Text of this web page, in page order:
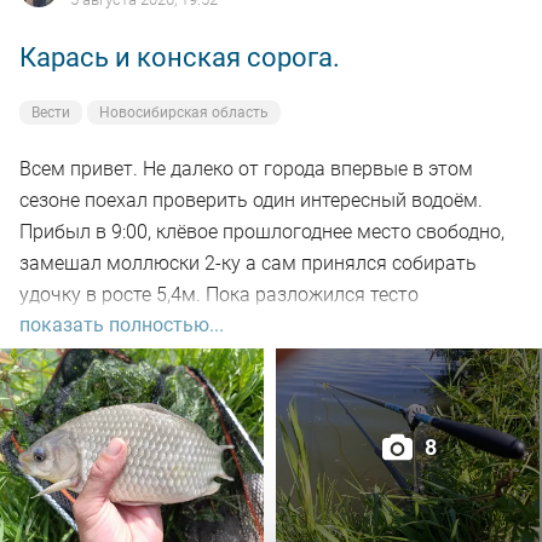
Карась и конская сорога.
Вести Новосибирская область
Всем привет. Не далеко от города впервые в этом
сезоне поехал проверить один интересный водоём.
Прибыл в 9:00, клёвое прошлогоднее место свободно,
замешал моллюски 2-ку а сам принялся собирать
удочку в росте 5,4м. Пока разложился тесто
настоялось, 5-ть закормочных забросов и в бой.
Заброс за забросом, рыба кормится, видно по
характерным пузырям на воде а поклёвок нет. Минут
через 30-ть на очередном забросе подъём поплавка,
подсекаю, есть. Удочка в дугу, с глубины в 2-а метра не
сразу поднял на поверхность, достойный боец,
сопротивлялся до последнего но я его взял. Красавец
показать полностью...
8